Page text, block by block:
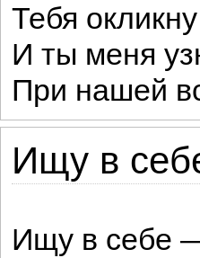
Тебя
И ты меня
При нашей
Ищу в
Ищу в себе